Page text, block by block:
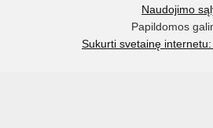
Naudojimo
Papildomos
Sukurti svetainę